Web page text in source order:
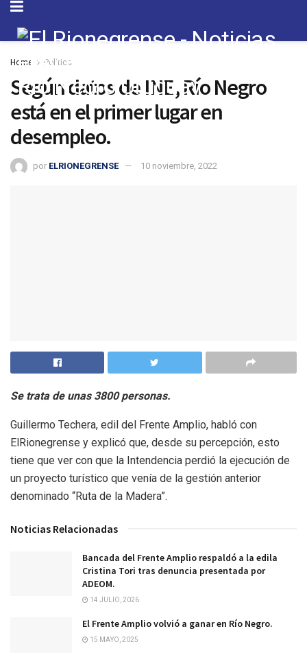
Home Política
Según datos de INE, Río Negro
está en el primer lugar en
desempleo.
por ELRIONEGRENSE 10 noviembre, 2022
Se trata de unas 3800 personas.
Guillermo Techera, edil del Frente Amplio, habló con
ElRionegrense y explicó que, desde su percepción, esto
tiene que ver con que la Intendencia perdió la ejecución de
un proyecto turístico que venía de la gestión anterior
denominado “Ruta de la Madera”.
Noticias Relacionadas
Bancada del Frente Amplio respaldó a la edila
Cristina Tori tras denuncia presentada por
ADEOM.
14 JULIO, 2026
El Frente Amplio volvió a ganar en Río Negro.
15 MAYO, 2025